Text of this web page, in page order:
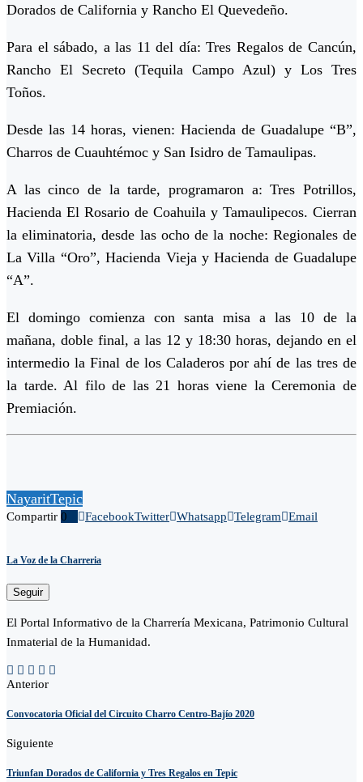
Dorados de California y Rancho El Quevedeño.
Para el sábado, a las 11 del día: Tres Regalos de Cancún,
Rancho El Secreto (Tequila Campo Azul) y Los Tres
Toños.
Desde las 14 horas, vienen: Hacienda de Guadalupe “B”,
Charros de Cuauhtémoc y San Isidro de Tamaulipas.
A las cinco de la tarde, programaron a: Tres Potrillos,
Hacienda El Rosario de Coahuila y Tamaulipecos. Cierran
la eliminatoria, desde las ocho de la noche: Regionales de
La Villa “Oro”, Hacienda Vieja y Hacienda de Guadalupe
“A”.
El domingo comienza con santa misa a las 10 de la
mañana, doble final, a las 12 y 18:30 horas, dejando en el
intermedio la Final de los Caladeros por ahí de las tres de
la tarde. Al filo de las 21 horas viene la Ceremonia de
Premiación.
NayaritTepic
Compartir 0 FacebookTwitter Whatsapp Telegram Email
La Voz de la Charreria
Seguir
El Portal Informativo de la Charrería Mexicana, Patrimonio Cultural
Inmaterial de la Humanidad.
Anterior
Convocatoria Oficial del Circuito Charro Centro-Bajío 2020
Siguiente
Triunfan Dorados de California y Tres Regalos en Tepic